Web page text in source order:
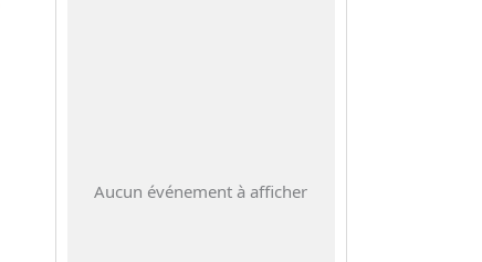
Aucun événement à afficher